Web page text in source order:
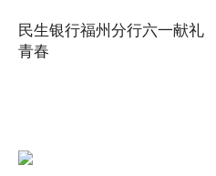
民生银行福州分行六一献礼
青春